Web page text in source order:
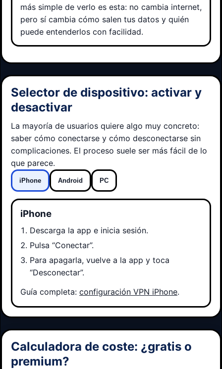
más simple de verlo es esta: no cambia internet,
pero sí cambia cómo salen tus datos y quién
puede entenderlos con facilidad.
Selector de dispositivo: activar y
desactivar
La mayoría de usuarios quiere algo muy concreto:
saber cómo conectarse y cómo desconectarse sin
complicaciones. El proceso suele ser más fácil de lo
que parece.
iPhone Android PC
iPhone
Descarga la app e inicia sesión.
Pulsa “Conectar”.
Para apagarla, vuelve a la app y toca
“Desconectar”.
Guía completa: configuración VPN iPhone.
Calculadora de coste: ¿gratis o
premium?